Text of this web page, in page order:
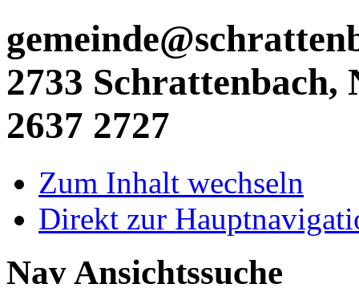
2733 Schrattenbach,
2637 2727
Zum Inhalt wechseln
Direkt zur
Nav Ansichtssuche